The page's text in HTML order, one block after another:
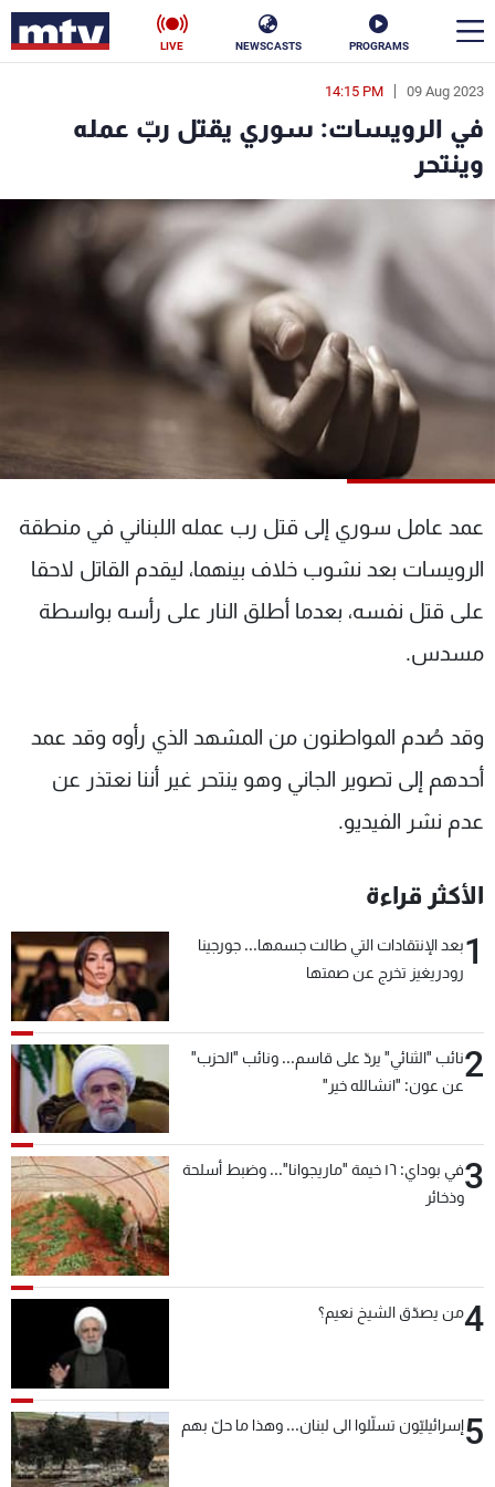
PROGRAMS
NEWSCASTS
LIVE
09 Aug 2023
14:15 PM
في الرويسات: سوري يقتل ربّ عمله
وينتحر
عمد عامل سوري إلى قتل رب عمله اللبناني في منطقة
الرويسات بعد نشوب خلاف بينهما، ليقدم القاتل لاحقا
على قتل نفسه، بعدما أطلق النار على رأسه بواسطة
مسدس.
وقد صُدم المواطنون من المشهد الذي رأوه وقد عمد
أحدهم إلى تصوير الجاني وهو ينتحر غير أننا نعتذر عن
عدم نشر الفيديو.
الأكثر قراءة
1بعد الإنتقادات التي طالت جسمها... جورجينا
رودريغيز تخرج عن صمتها
2نائب "الثنائي" يردّ على قاسم... ونائب "الحزب"
عن عون: "انشالله خير"
3
في بوداي: ١٦ خيمة "ماريجوانا"... وضبط أسلحة
وذخائر
4من يصدّق الشيخ نعيم؟
5إسرائيليّون تسلّلوا الى لبنان... وهذا ما حلّ بهم
en
الأخبار
سياسة ناس
فن
منوعات رياضة
كأس العالم
جدول البرامج
شاهد البرامج
عن MTV
لاعلاناتكم
وظائف